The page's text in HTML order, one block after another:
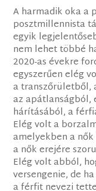
A harmadik oka a
posztmillennista
egyik
nem lehet többé
2020-as évekre
egyszerűen elég
a transzőrületből,
az apátlanságból,
hárításából, a
Elég volt a
amelyekben a
a nők erejére
Elég volt abból,
versengenie, de
a férfit nevezi